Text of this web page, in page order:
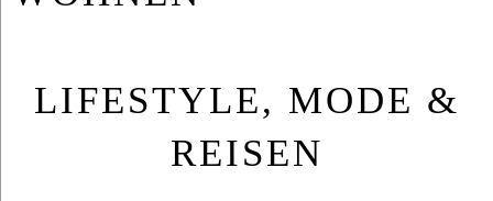
LIFESTYLE, MODE &
REISEN